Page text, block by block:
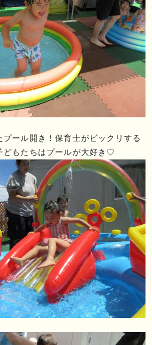
プール開き！保育士がビックリする
どもたちはプールが大好き♡